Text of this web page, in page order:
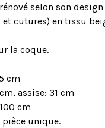
selon son
et cutures) en tissu
la coque.
cm
assise: 31 cm
cm
unique.